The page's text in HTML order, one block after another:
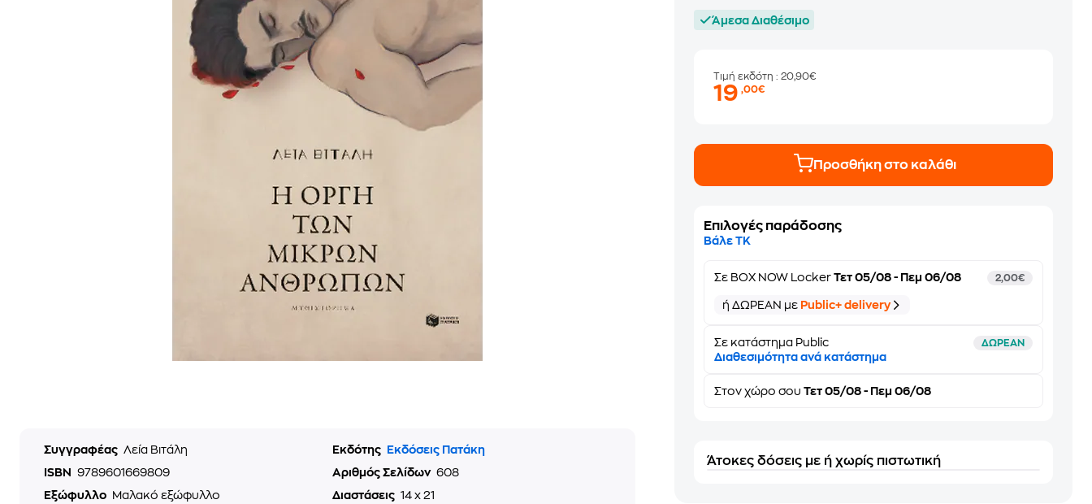
Συγγραφέας Λεία Βιτάλη Εκδότης
Εκδόσεις Πατάκη
ISBN
9789601669809 Αριθμός Σελίδων 608
Εξώφυλλο
Μαλακό εξώφυλλο Διαστάσεις 14 x 21
Άμεσα Διαθέσιμο
Τιμή εκδότη: 20,90€
19,00€
Προσθήκη στο καλάθι
Επιλογές παράδοσης
Βάλε ΤΚ
Σε BOX NOW Locker Τετ 05/08 - Πεμ 06/08 2,00€
ή ΔΩΡΕΑΝ με Public+ delivery
Σε κατάστημα Public ΔΩΡΕΑΝ
Διαθεσιμότητα ανά κατάστημα
Στονχώρο σου Τετ 05/08 - Πεμ 06/08
Άτοκες δόσεις με ή χωρίς πιστωτική